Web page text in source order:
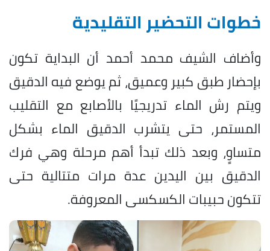
خطوات التحضير التقليدية
وأضاف الشيف محمد أحمد أن البداية تكون
بإحضار طبق كبير وعميق، ثم يوضع فيه الدقيق
ويتم رش الماء تدريجيًا بالأصابع مع التقليب
المستمر، حتى يتشرب الدقيق الماء بشكل
متساوٍ، وبعد ذلك تبدأ أهم مرحلة وهي فرك
الدقيق بين اليدين عدة مرات متتالية حتى
تتكون حبيبات الكسكسى المعروفة.